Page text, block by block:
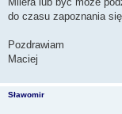
do czasu zapoznania
Pozdrawiam
Maciej
Sławomir